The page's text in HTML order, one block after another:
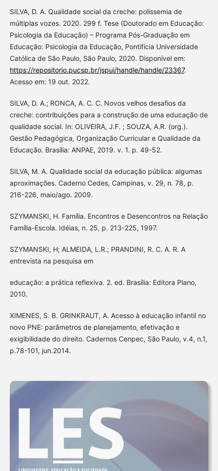
SILVA, D. A. Qualidade social da creche: polissemia de
múltiplas vozes. 2020. 299 f. Tese (Doutorado em Educação:
Psicologia da Educação) – Programa Pós-Graduação em
Educação: Psicologia da Educação, Pontifícia Universidade
Católica de São Paulo, São Paulo, 2020. Disponível em:
https://repositorio.pucsp.br/jspui/handle/handle/23367.
Acesso em: 19 out. 2022.
SILVA, D. A.; RONCA, A. C. C. Novos velhos desafios da
creche: contribuições para a construção de uma educação de
qualidade social. In: OLIVEIRA, J.F. ; SOUZA, A.R. (org.).
Gestão Pedagógica, Organização Curricular e Qualidade da
Educação. Brasília: ANPAE, 2019. v. 1. p. 49-52.
SILVA, M. A. Qualidade social da educação pública: algumas
aproximações. Caderno Cedes, Campinas, v. 29, n. 78, p.
216-226, maio/ago. 2009.
SZYMANSKI, H. Família. Encontros e Desencontros na Relação
Família-Escola. Idéias, n. 25, p. 213-225, 1997.
SZYMANSKI, H; ALMEIDA, L.R.; PRANDINI, R. C. A. R. A
entrevista na pesquisa em
educação: a prática reflexiva. 2. ed. Brasília: Editora Plano,
2010.
XIMENES, S. B. GRINKRAUT, A. Acesso à educação infantil no
novo PNE: parâmetros de planejamento, efetivação e
exigibilidade do direito. Cadernos Cenpec, São Paulo, v.4, n.1,
p.78-101, jun.2014.